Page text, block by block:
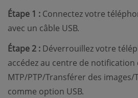
Étape 1 : Connectez votre
avec un câble USB.
Étape 2 : Déverrouillez votre
accédez au centre de notification
MTP/PTP/Transférer des
comme option USB.